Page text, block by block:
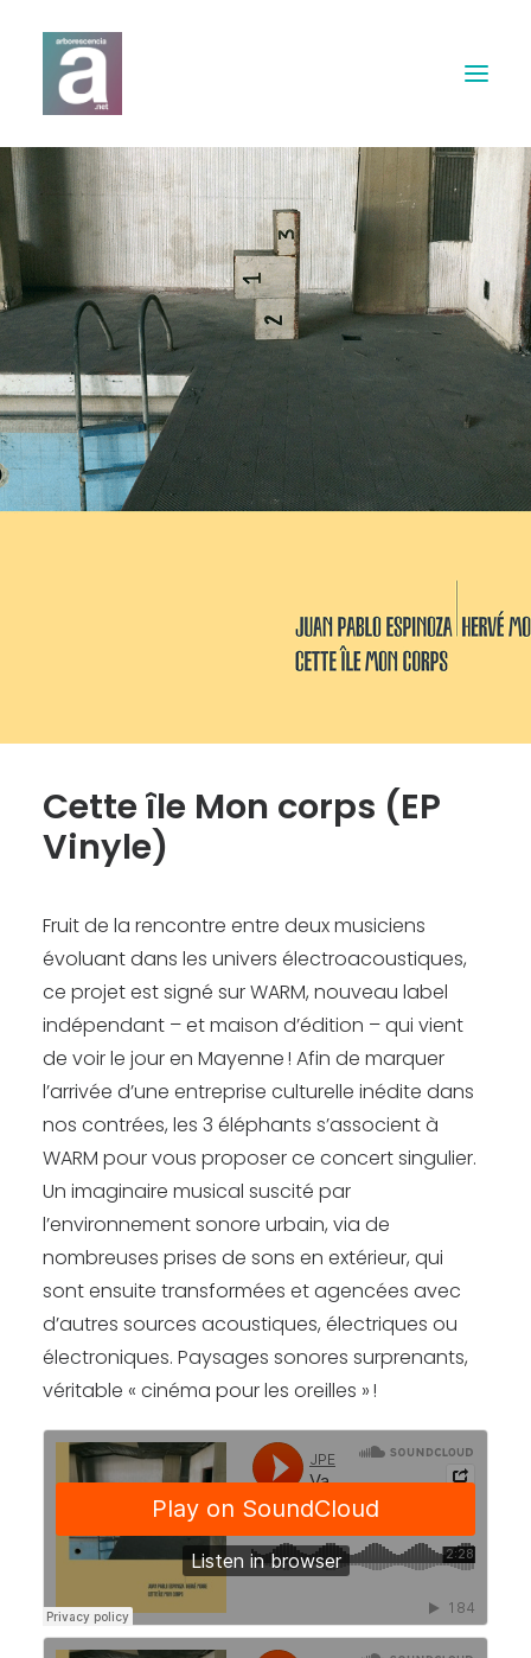
Expertises
Webdesign
Print
Musique & Son
Contact
Cette île Mon corps (EP
Vinyle)
Fruit de la rencontre entre deux musiciens
évoluant dans les univers électroacoustiques,
ce projet est signé sur WARM, nouveau label
indépendant – et maison d’édition – qui vient
de voir le jour en Mayenne ! Afin de marquer
l’arrivée d’une entreprise culturelle inédite dans
nos contrées, les 3 éléphants s’associent à
WARM pour vous proposer ce concert singulier.
Un imaginaire musical suscité par
l’environnement sonore urbain, via de
nombreuses prises de sons en extérieur, qui
sont ensuite transformées et agencées avec
d’autres sources acoustiques, électriques ou
électroniques. Paysages sonores surprenants,
véritable « cinéma pour les oreilles » !